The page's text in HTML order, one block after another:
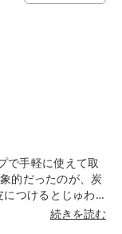
で手軽に使えて取
つけるとじゅわ
した。 忙しい中で
続きを読む